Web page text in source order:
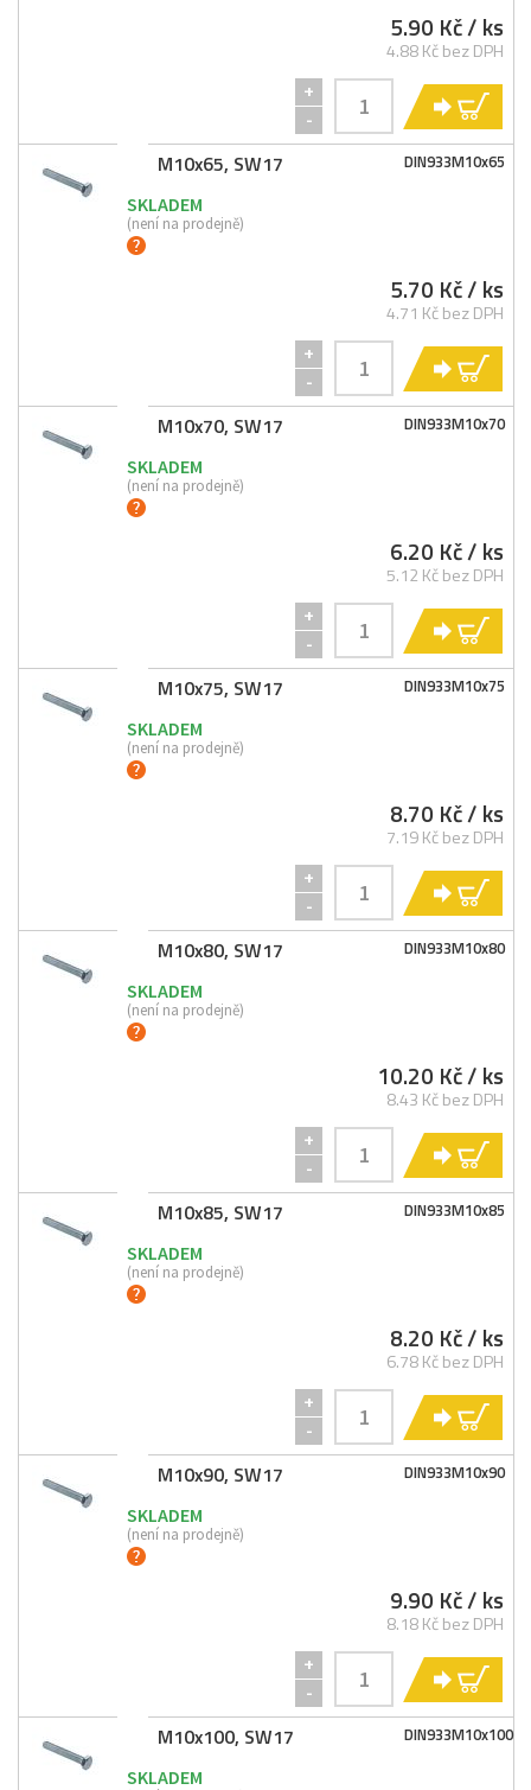
5.90 Kč/ ks
4.88 Kč bez DPH
+
-
DIN933M10x65
M10x65, SW17
SKLADEM
(není na prodejně)
5.70 Kč/ ks
4.71 Kč bez DPH
+
-
DIN933M10x70
M10x70, SW17
SKLADEM
(není na prodejně)
6.20 Kč/ ks
5.12 Kč bez DPH
+
-
DIN933M10x75
M10x75, SW17
SKLADEM
(není na prodejně)
8.70 Kč/ ks
7.19 Kč bez DPH
+
-
DIN933M10x80
M10x80, SW17
SKLADEM
(není na prodejně)
10.20 Kč/ ks
8.43 Kč bez DPH
+
-
DIN933M10x85
M10x85, SW17
SKLADEM
(není na prodejně)
8.20 Kč/ ks
6.78 Kč bez DPH
+
-
DIN933M10x90
M10x90, SW17
SKLADEM
(není na prodejně)
9.90 Kč/ ks
8.18 Kč bez DPH
+
-
DIN933M10x100
M10x100, SW17
SKLADEM